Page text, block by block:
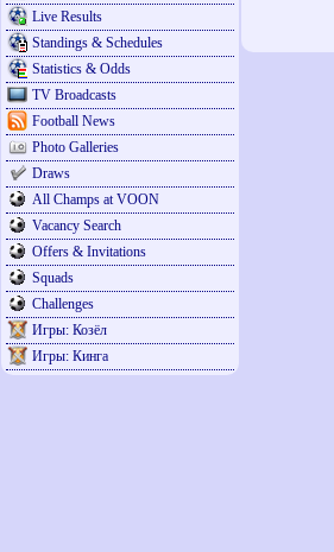
Live Results
Standings & Schedules
Statistics & Odds
TV Broadcasts
Football News
Photo Galleries
Draws
All Champs at VOON
Vacancy Search
Offers & Invitations
Squads
Challenges
Игры: Козёл
Игры: Кинга